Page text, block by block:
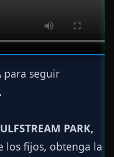
para seguir
PARK,
los fijos, obtenga la